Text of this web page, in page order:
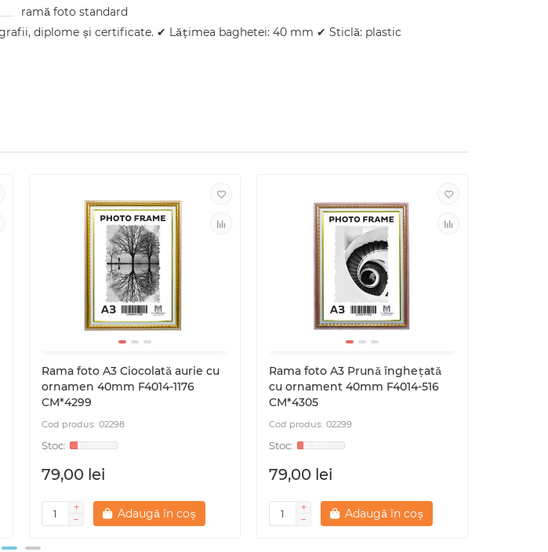
ramă foto standard
diplome și certificate. ✔ Lățimea baghetei: 40 mm ✔ Sticlă: plastic
Rama foto A3 Ciocolată aurie cu
ornamen 40mm F4014-1176
CM*4299
02298
79,00 lei
Adaugă în coș
Rama foto A3 Prună înghețată
cu ornament 40mm F4014-516
CM*4305
02299
79,00 lei
Adaugă în coș